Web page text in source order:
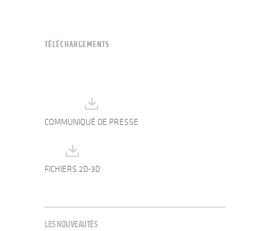
TÉLÉCHARGEMENTS
COMMUNIQUÉ DE PRESSE
FICHIERS 2D-3D
LES NOUVEAUTÉS